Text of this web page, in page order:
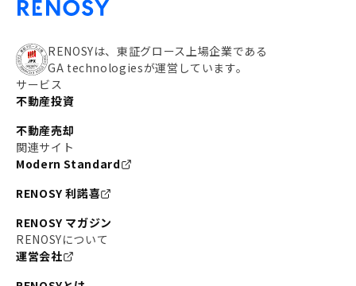
#私の資産ポートフォリオ
#わたしのリノベーションストーリー #JR横須賀線
#東京メトロ副都心線
#東京メトロ銀座線
#東京メトロ半蔵門線
#日暮里・舎人ライナー
RENOSYは、東証グロース上場企業である
GA technologiesが運営しています。
サービス
不動産投資
不動産売却
関連サイト
Modern Standard
RENOSY 利諾喜
RENOSY マガジン
RENOSYについて
運営会社